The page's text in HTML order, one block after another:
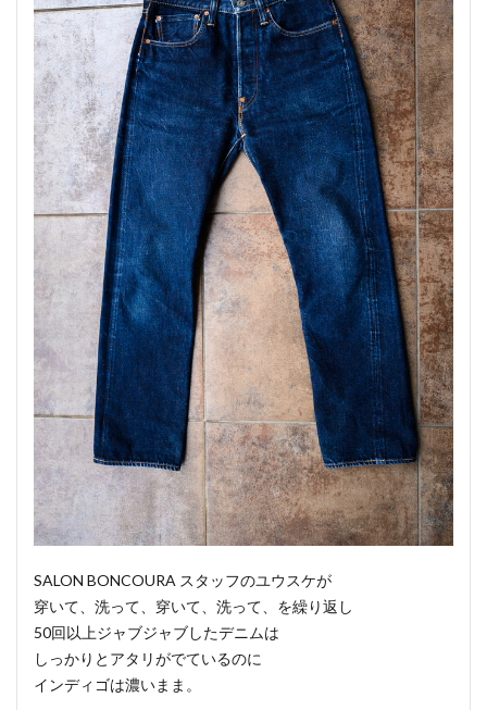
SALON BONCOURA スタッフのユウスケが
穿いて、洗って、穿いて、洗って、を繰り返し
50回以上ジャブジャブしたデニムは
しっかりとアタリがでているのに
インディゴは濃いまま。